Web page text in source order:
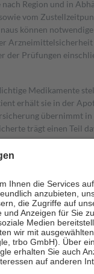
Region und in
vom
können
Arzneimittelsicherheit
der Prüfungen
Medikamente
erhält sie in der
übernimmt in
trägt einen Teil
Zuzahlungen in
Es sind jedoch nie mehr
entrichten.
auch für
Krankenpflege
der Kosten sowie zehn
Versicherten für ihre
Stellung der Familie